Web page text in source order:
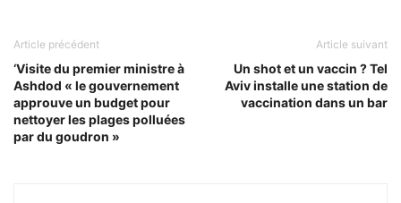
Article précédent
‘Visite du premier ministre à
Ashdod « le gouvernement
approuve un budget pour
nettoyer les plages polluées
par du goudron »
Article suivant
Un shot et un vaccin ? Tel
Aviv installe une station de
vaccination dans un bar